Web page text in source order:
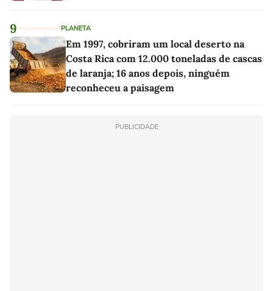
9 PLANETA
Em 1997, cobriram um local deserto na
Costa Rica com 12.000 toneladas de cascas
de laranja; 16 anos depois, ninguém
reconheceu a paisagem
PUBLICIDADE